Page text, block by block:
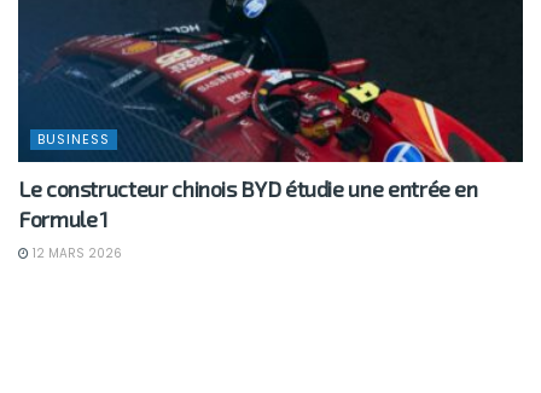
BUSINESS
Le constructeur chinois BYD étudie une entrée en
Formule 1
12 MARS 2026